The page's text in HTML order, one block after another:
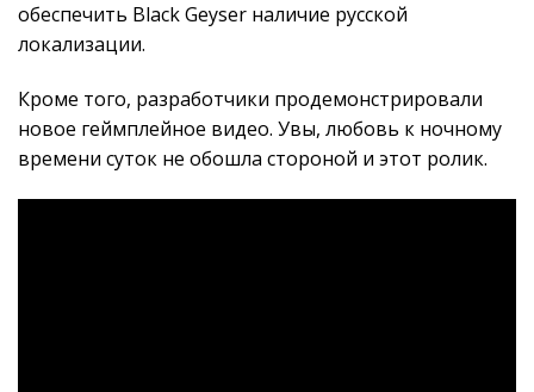
обеспечить Black Geyser наличие русской
локализации.
Кроме того, разработчики продемонстрировали
новое геймплейное видео. Увы, любовь к ночному
времени суток не обошла стороной и этот ролик.